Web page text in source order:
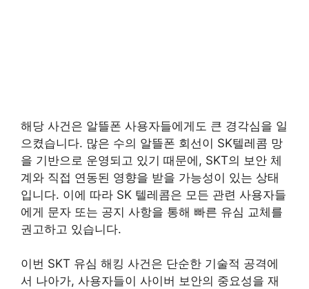
해당 사건은 알뜰폰 사용자들에게도 큰 경각심을 일
으켰습니다. 많은 수의 알뜰폰 회선이 SK텔레콤 망
을 기반으로 운영되고 있기 때문에, SKT의 보안 체
계와 직접 연동된 영향을 받을 가능성이 있는 상태
입니다. 이에 따라 SK 텔레콤은 모든 관련 사용자들
에게 문자 또는 공지 사항을 통해 빠른 유심 교체를
권고하고 있습니다.
이번 SKT 유심 해킹 사건은 단순한 기술적 공격에
서 나아가, 사용자들이 사이버 보안의 중요성을 재